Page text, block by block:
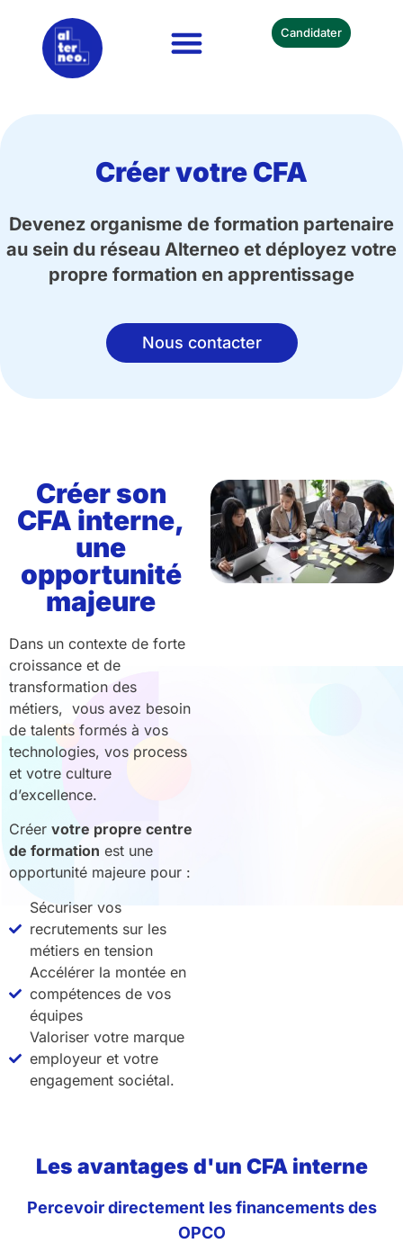
Candidater
Créer votre CFA
Devenez organisme de formation partenaire
au sein du réseau Alterneo et déployez votre
propre formation en apprentissage
Nous contacter
Créer son
CFA interne,
une
opportunité
majeure
Dans un contexte de forte
croissance et de
transformation des
métiers, vous avez besoin
de talents formés à vos
technologies, vos process
et votre culture
d’excellence.
Créer votre propre centre
de formation est une
opportunité majeure pour :
Sécuriser vos
recrutements sur les
métiers en tension
Accélérer la montée en
compétences de vos
équipes
Valoriser votre marque
employeur et votre
engagement sociétal.
Les avantages d'un CFA interne
Percevoir directement les financements des
OPCO